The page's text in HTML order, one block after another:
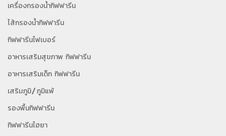
เครื่องกรองน้ำกิฟฟารีน
ไส้กรองน้ำกิฟฟารีน
กิฟฟารีนไฟเบอร์
อาหารเสริมสุขภาพ กิฟฟารีน
อาหารเสริมเด็ก กิฟฟารีน
เสริมภูมิ/ภูมิแพ้
รองพื้นกิฟฟารีน
กิฟฟารีนไฮยา